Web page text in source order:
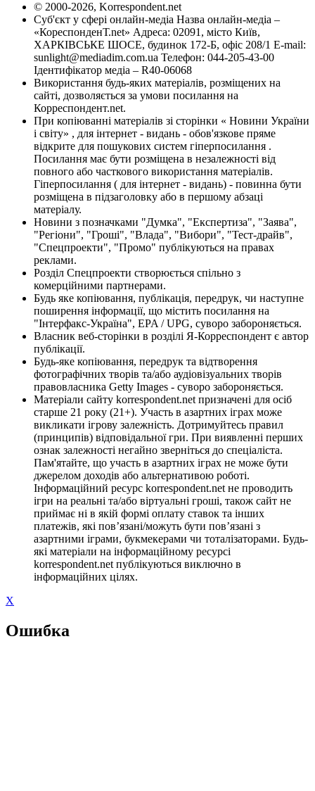
© 2000-2026, Korrespondent.net
Суб'єкт у сфері онлайн-медіа Назва онлайн-медіа –
«КореспонденТ.net» Адреса: 02091, місто Київ,
ХАРКІВСЬКЕ ШОСЕ, будинок 172-Б, офіс 208/1 E-mail:
sunlight@mediadim.com.ua Телефон: 044-205-43-00
Ідентифікатор медіа – R40-06068
Використання будь-яких матеріалів, розміщених на
сайті, дозволяється за умови посилання на
Корреспондент.net.
При копіюванні матеріалів зі сторінки « Новини України
і світу» , для інтернет - видань - обов'язкове пряме
відкрите для пошукових систем гіперпосилання .
Посилання має бути розміщена в незалежності від
повного або часткового використання матеріалів.
Гіперпосилання ( для інтернет - видань) - повинна бути
розміщена в підзаголовку або в першому абзаці
матеріалу.
Новини з позначками "Думка", "Експертиза", "Заява",
"Регіони", "Гроші", "Влада", "Вибори", "Тест-драйв",
"Спецпроекти", "Промо" публікуються на правах
реклами.
Розділ Спецпроекти створюється спільно з
комерційними партнерами.
Будь яке копіювання, публікація, передрук, чи наступне
поширення інформації, що містить посилання на
"Інтерфакс-Україна", EPA / UPG, суворо забороняється.
Власник веб-сторінки в розділі Я-Корреспондент є автор
публікації.
Будь-яке копіювання, передрук та відтворення
фотографічних творів та/або аудіовізуальних творів
правовласника Getty Images - суворо забороняється.
Матеріали сайту korrespondent.net призначені для осіб
старше 21 року (21+). Участь в азартних іграх може
викликати ігрову залежність. Дотримуйтесь правил
(принципів) відповідальної гри. При виявленні перших
ознак залежності негайно зверніться до спеціаліста.
Пам'ятайте, що участь в азартних іграх не може бути
джерелом доходів або альтернативою роботі.
Інформаційний ресурс korrespondent.net не проводить
ігри на реальні та/або віртуальні гроші, також сайт не
приймає ні в якій формі оплату ставок та інших
платежів, які пов’язані/можуть бути пов’язані з
азартними іграми, букмекерами чи тоталізаторами. Будь-
які матеріали на інформаційному ресурсі
korrespondent.net публікуються виключно в
інформаційних цілях.
X
Ошибка